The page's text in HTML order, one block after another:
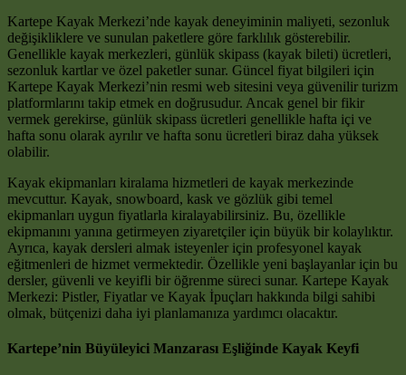
Kartepe Kayak Merkezi’nde kayak deneyiminin maliyeti, sezonluk
değişikliklere ve sunulan paketlere göre farklılık gösterebilir.
Genellikle kayak merkezleri, günlük skipass (kayak bileti) ücretleri,
sezonluk kartlar ve özel paketler sunar. Güncel fiyat bilgileri için
Kartepe Kayak Merkezi’nin resmi web sitesini veya güvenilir turizm
platformlarını takip etmek en doğrusudur. Ancak genel bir fikir
vermek gerekirse, günlük skipass ücretleri genellikle hafta içi ve
hafta sonu olarak ayrılır ve hafta sonu ücretleri biraz daha yüksek
olabilir.
Kayak ekipmanları kiralama hizmetleri de kayak merkezinde
mevcuttur. Kayak, snowboard, kask ve gözlük gibi temel
ekipmanları uygun fiyatlarla kiralayabilirsiniz. Bu, özellikle
ekipmanını yanına getirmeyen ziyaretçiler için büyük bir kolaylıktır.
Ayrıca, kayak dersleri almak isteyenler için profesyonel kayak
eğitmenleri de hizmet vermektedir. Özellikle yeni başlayanlar için bu
dersler, güvenli ve keyifli bir öğrenme süreci sunar. Kartepe Kayak
Merkezi: Pistler, Fiyatlar ve Kayak İpuçları hakkında bilgi sahibi
olmak, bütçenizi daha iyi planlamanıza yardımcı olacaktır.
Kartepe’nin Büyüleyici Manzarası Eşliğinde Kayak Keyfi